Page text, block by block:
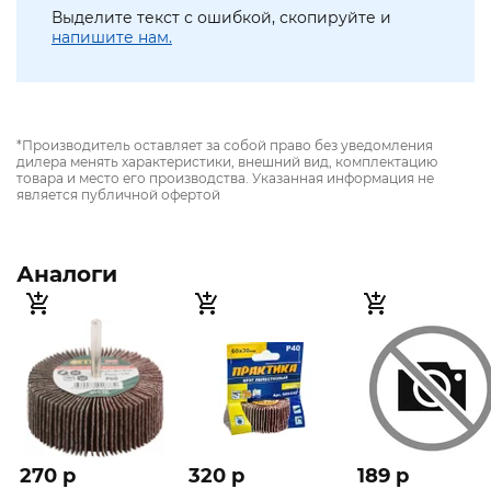
Выделите текст с ошибкой, скопируйте и
напишите нам.
*Производитель оставляет за собой право без уведомления
дилера менять характеристики, внешний вид, комплектацию
товара и место его производства. Указанная информация не
является публичной офертой
Аналоги
270 p 320 p 189 p